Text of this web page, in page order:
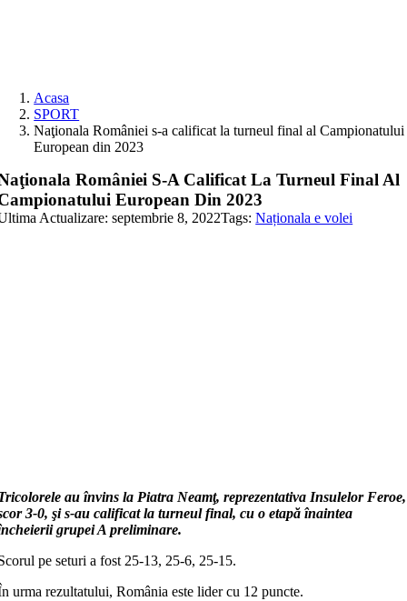
Acasa
SPORT
Naţionala României s-a calificat la turneul final al Campionatului
European din 2023
României S-A Calificat La Turneul Final Al
European Din 2023
Actualizare: septembrie 8, 2022Tags:Naționala e volei
au învins la Piatra Neamţ, reprezentativa Insulelor Feroe,
3-0, şi s-au calificat la turneul final, cu o etapă înaintea
grupei A preliminare.
pe seturi a fost 25-13, 25-6, 25-15.
urma rezultatului, România este lider cu 12 puncte.